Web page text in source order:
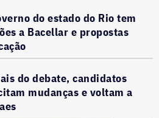
do estado do Rio tem
a Bacellar e propostas
do debate, candidatos
mudanças e voltam a